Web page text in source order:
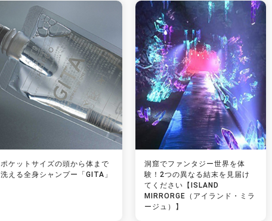
ポケットサイズの頭から体まで
洗える全身シャンプー「GITA」
洞窟でファンタジー世界を体
験！2つの異なる結末を見届け
てください【ISLAND
MIRRORGE（アイランド・ミラ
ージュ）】